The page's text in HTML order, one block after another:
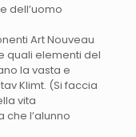
dell’uomo
Art Nouveau
quali elementi del
la vasta e
Klimt. (Si faccia
vita
l’alunno